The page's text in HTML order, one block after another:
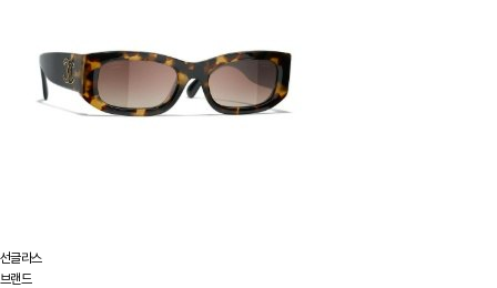
선글라스
브랜드